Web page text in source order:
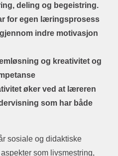
deling og begeistring.
for egen læringsprosess
indre motivasjon
og kreativitet og
øker ved at læreren
som har både
sosiale og didaktiske
som livsmestring,